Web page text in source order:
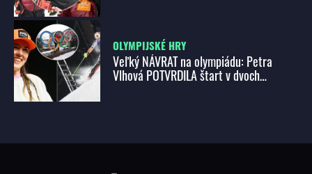
OLYMPIJSKÉ HRY
Veľký NÁVRAT na olympiádu: Petra
Vlhová POTVRDILA štart v dvoch